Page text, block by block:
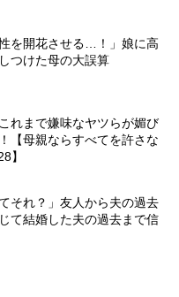
を開花させる…！」娘に高
つけた母の大誤算
れまで嫌味なヤツらが媚び
【母親ならすべてを許さな
】
それ？」友人から夫の過去
て結婚した夫の過去まで信